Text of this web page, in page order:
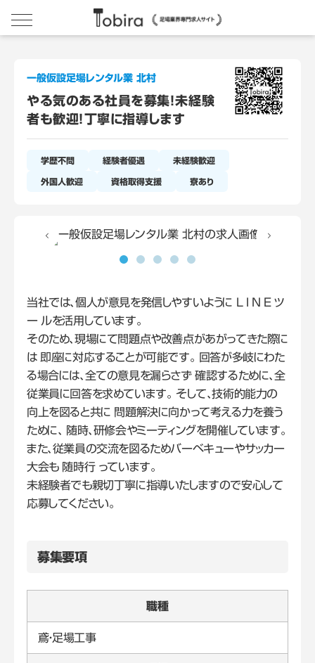
一般仮設足場レンタル業 北村
やる気のある社員を募集！未経験
者も歓迎！丁寧に指導します
学歴不問 経験者優遇 未経験歓迎
外国人歓迎 資格取得支援 寮あり
当社では、個人が意見を発信しやすいように L I N E ツ
ー ルを活用しています。
そのため、現場にて問題点や改善点があがってきた際に
は 即座に対応することが可能です。 回答が多岐にわた
る場合には、全ての意見を漏らさず 確認するために、全
従業員に回答を求めています。 そして、技術的能力の
向上を図ると共に 問題解決に向かって考える力を養う
ために、 随時、研修会やミーティングを開催しています。
また、従業員の交流を図るためバーベキューやサッカー
大会も 随時行 っています。
未経験者でも親切丁寧に指導いたしますので安心して
応募してください。
募集要項
職種
鳶・足場工事